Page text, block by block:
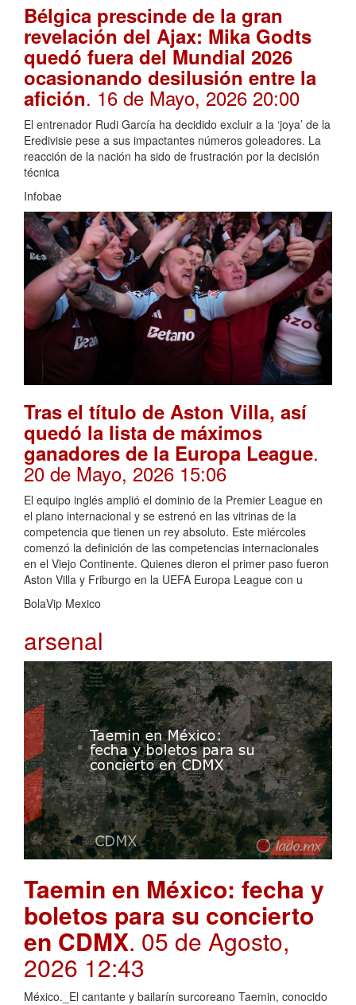
Bélgica prescinde de la gran
revelación del Ajax: Mika Godts
quedó fuera del Mundial 2026
ocasionando desilusión entre la
afición. 16 de Mayo, 2026 20:00
El entrenador Rudi García ha decidido excluir a la ‘joya’ de la
Eredivisie pese a sus impactantes números goleadores. La
reacción de la nación ha sido de frustración por la decisión
técnica
Infobae
Tras el título de Aston Villa, así
quedó la lista de máximos
ganadores de la Europa League.
20 de Mayo, 2026 15:06
El equipo inglés amplió el dominio de la Premier League en
el plano internacional y se estrenó en las vitrinas de la
competencia que tienen un rey absoluto. Este miércoles
comenzó la definición de las competencias internacionales
en el Viejo Continente. Quienes dieron el primer paso fueron
Aston Villa y Friburgo en la UEFA Europa League con u
BolaVip Mexico
arsenal
Taemin en México: fecha y
boletos para su concierto
en CDMX. 05 de Agosto,
2026 12:43
México._El cantante y bailarín surcoreano Taemin, conocido